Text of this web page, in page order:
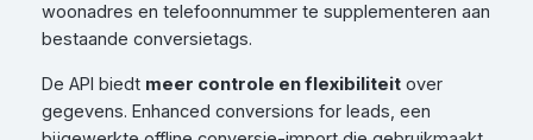
woonadres en telefoonnummer te supplementeren aan
bestaande conversietags.
De API biedt meer controle en flexibiliteitover
gegevens. Enhanced conversions for leads, een